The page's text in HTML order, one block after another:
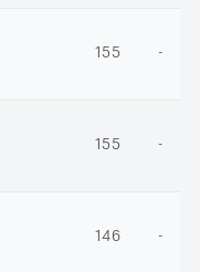
155 -
155 -
146 -